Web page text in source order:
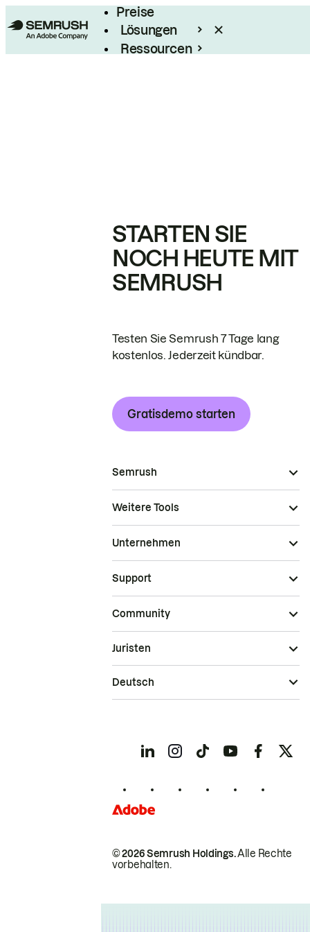
Preise
Lösungen
Ressourcen
STARTEN SIE
NOCH HEUTE MIT
SEMRUSH
Testen Sie Semrush 7 Tage lang
kostenlos. Jederzeit kündbar.
Gratisdemo starten
Semrush
Weitere Tools
Unternehmen
Support
Community
© 2026 Semrush Holdings.Alle Rechte
vorbehalten.
Juristen
Deutsch